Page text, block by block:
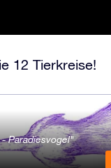
12 Tierkreise!
Paradiesvogel